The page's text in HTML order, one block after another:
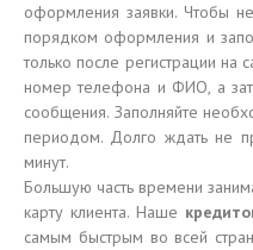
оформления заявки. Чтобы
порядком оформления и
только после регистрации на
номер телефона и ФИО, а
сообщения. Заполняйте
периодом. Долго ждать не
минут.
Большую часть времени
карту клиента. Наше
самым быстрым во всей